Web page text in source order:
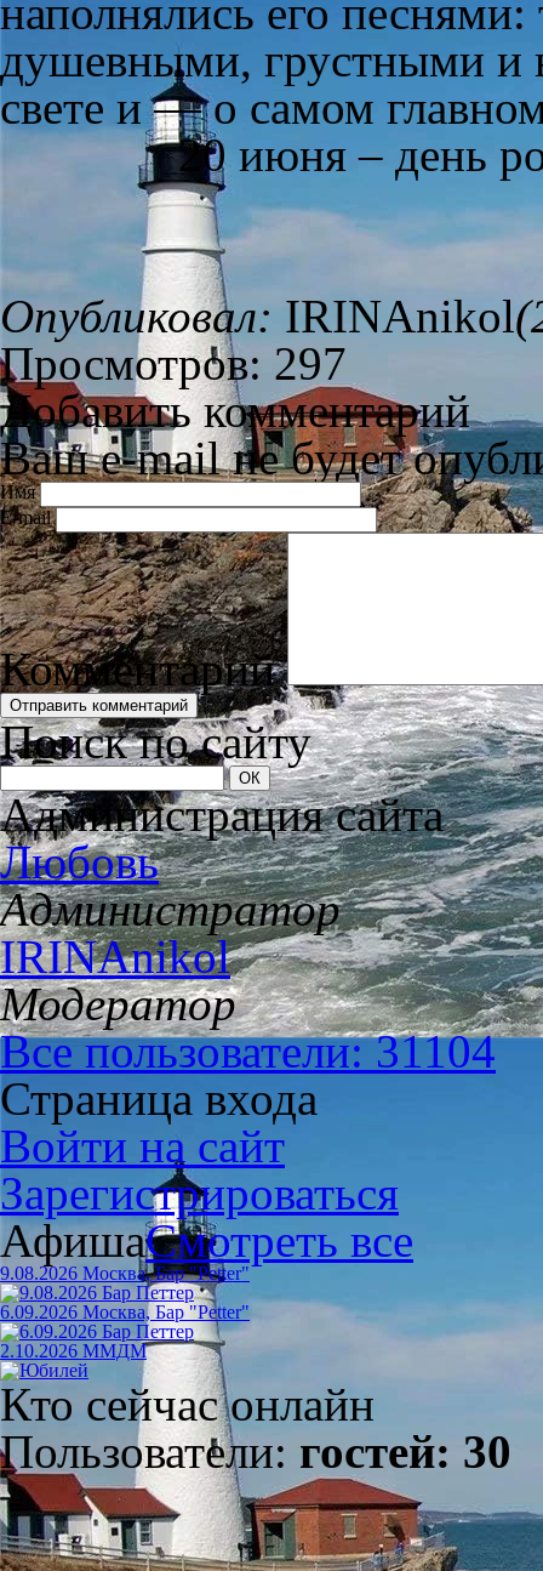
наполнялись его
душевными, грустными и
свете и — о самом
20 июня – день
Опубликовал: IRINAnikol
Просмотров: 297
Добавить комментарий
Ваш e-mail не будет
Имя
E-mail
Комментарий
Поиск по сайту
Администрация сайта
Любовь
Администратор
IRINAnikol
Модератор
Все пользователи: 31104
Страница входа
Войти на сайт
Зарегистрироваться
АфишаСмотреть все
9.08.2026 Москва, Бар "Petter"
6.09.2026 Москва, Бар "Petter"
2.10.2026 ММДМ
Кто сейчас онлайн
Пользователи: гостей: 30